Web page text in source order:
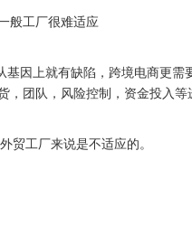
工厂很难适应
上就有缺陷，跨境电商更需
，团队，风险控制，资金投入等
工厂来说是不适应的。